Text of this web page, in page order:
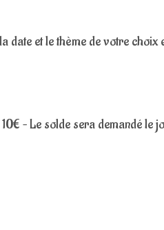
date et le thème de votre
– Le solde sera demandé le